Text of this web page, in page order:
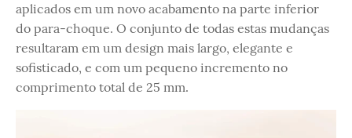
aplicados em um novo acabamento na parte inferior
do para-choque. O conjunto de todas estas mudanças
resultaram em um design mais largo, elegante e
sofisticado, e com um pequeno incremento no
comprimento total de 25 mm.